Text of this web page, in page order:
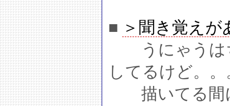
■ ＞聞き覚え
うにゃうは
してるけど。。
描いてる間